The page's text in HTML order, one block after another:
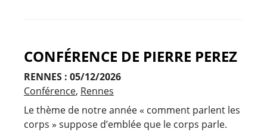
CONFÉRENCE DE PIERRE PEREZ
RENNES : 05/12/2026
Conférence Rennes
Le thème de notre année « comment parlent les
corps » suppose d’emblée que le corps parle.